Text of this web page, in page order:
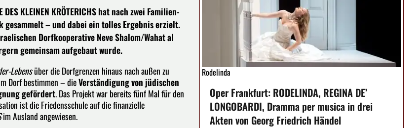
KLEINEN KRÖTERICHS hat nach zwei Familien-
gesammelt – und dabei ein tolles Ergebnis erzielt.
Dorfkooperative Neve Shalom/Wahat al
gemeinsam aufgebaut wurde.
Lebensüber die Dorfgrenzen hinaus nach außen zu
Dorf bestimmen – dieVerständigung von jüdischen
gefördert. Das Projekt war bereits fünf Mal für den
ist die Friedensschule auf die finanzielle
im Ausland angewiesen.
Rodelinda
Oper Frankfurt: RODELINDA, REGINA DE’
LONGOBARDI, Dramma per musica in drei
Akten von Georg Friedrich Händel